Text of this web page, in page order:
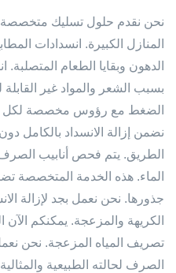
نحن نقدم حلول تسليك متخصصة
المنازل الكبيرة. انسدادات
الدهون وبقايا الطعام
بسبب الشعر والمواد غير
الضغط مع رؤوس مخصصة لكل
نضمن إزالة الانسداد بالكامل
الطريق. يتم فحص أنابيب الصرف
الماء. هذه الخدمة المتخصصة
جذورها. نحن نعمل بجد لإزالة
الكريهة والمزعجة. يمكنكم
تصريف المياه المزعجة. نحن
الصرف لحالته الطبيعية